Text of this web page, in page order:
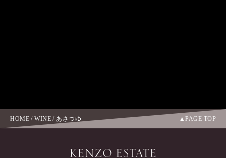
味わい
ールの大きさを感じる味わいです。「あさつゆ」ら
しい酸も健在で余韻の長さも伴います。リリース時
HOME / WINE / あさつゆ PAGE TOP